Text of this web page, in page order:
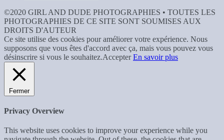
©2020 GIRL AND DUDE PHOTOGRAPHIES • TOUTES LES
PHOTOGRAPHIES DE CE SITE SONT SOUMISES AUX
DROITS D'AUTEUR
Ce site utilise des cookies pour améliorer votre expérience. Nous
supposons que vous êtes d'accord avec ça, mais vous pouvez vous
désinscrire si vous le souhaitez.Accepter En savoir plus
Fermer
Privacy Overview
This website uses cookies to improve your experience while you